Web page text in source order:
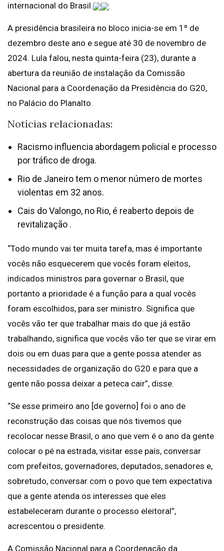
internacional do Brasil.
A presidência brasileira no bloco inicia-se em 1º de
dezembro deste ano e segue até 30 de novembro de
2024. Lula falou, nesta quinta-feira (23), durante a
abertura da reunião de instalação da Comissão
Nacional para a Coordenação da Presidência do G20,
no Palácio do Planalto.
Notícias relacionadas:
Racismo influencia abordagem policial e processo
por tráfico de droga.
Rio de Janeiro tem o menor número de mortes
violentas em 32 anos.
Cais do Valongo, no Rio, é reaberto depois de
revitalização .
“Todo mundo vai ter muita tarefa, mas é importante
vocês não esquecerem que vocês foram eleitos,
indicados ministros para governar o Brasil, que
portanto a prioridade é a função para a qual vocês
foram escolhidos, para ser ministro. Significa que
vocês vão ter que trabalhar mais do que já estão
trabalhando, significa que vocês vão ter que se virar em
dois ou em duas para que a gente possa atender as
necessidades de organização do G20 e para que a
gente não possa deixar a peteca cair”, disse.
“Se esse primeiro ano [de governo] foi o ano de
reconstrução das coisas que nós tivemos que
recolocar nesse Brasil, o ano que vem é o ano da gente
colocar o pé na estrada, visitar esse país, conversar
com prefeitos, governadores, deputados, senadores e,
sobretudo, conversar com o povo que tem expectativa
que a gente atenda os interesses que eles
estabeleceram durante o processo eleitoral”,
acrescentou o presidente.
A Comissão Nacional para a Coordenação da